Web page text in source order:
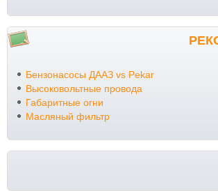
Бензонасосы ДААЗ vs Pekar
Высоковольтные провода
Габаритные огни
Масляный фильтр